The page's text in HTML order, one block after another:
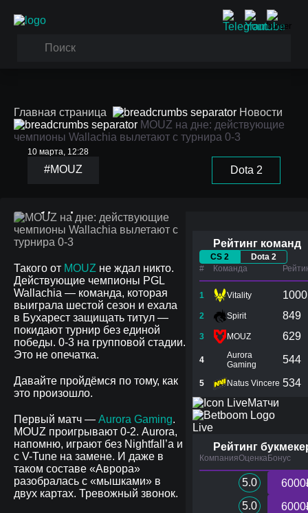
Главная страница
Новости
MOUZ на дне: действующие
чемпионы Wallachia вылетают с турнира 0-3
10 марта, 12:28
#MOUZ Dota 2
MOUZ на дне:
Такого от MOUZ не ждал никто.
Действующие чемпионы PGL
Wallachia — команда, которая
выиграла шестой сезон и ехала
в Бухарест защищать титул —
покидают турнир без единой
победы. 0-3 на групповой стадии.
Это не опечатка.
Давайте пройдёмся по тому, как
это произошло.
Первый матч — Aurora Gaming.
MOUZ проигрывают 0-2. Aurora,
напомню, играют без Nightfall’а и
с V-Tune на замене. И даже в
таком составе «Аврора»
разобралась с «мышками» в
двух картах. Тревожный звонок.
Рейтинг команд
CS 2
Dota 2
#
Команда
1 Vitality 1000
2 Spirit 849
3 MOUZ 629
4
Aurora
Gaming
544
5 Natus Vincere 534
Матчи
Live
Рейтинг
КомпанияОценкаБонус
5.0
5.0